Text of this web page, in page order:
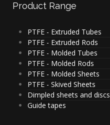
Product Range
PTFE - Extruded Tubes
PTFE - Extruded Rods
PTFE - Molded Tubes
PTFE - Molded Rods
PTFE - Molded Sheets
PTFE - Skived Sheets
Dimpled sheets and discs
Guide tapes